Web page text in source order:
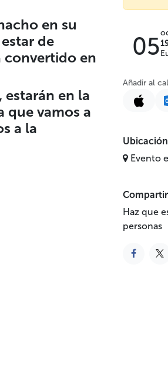
en su
de
convertido en
estarán en la
que vamos a
a la
05
Añadir al
Ubicación
Evento
Compartir
Haz que
personas